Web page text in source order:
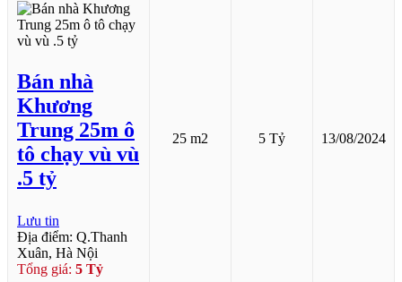
Bán nhà
Khương
Trung 25m ô
tô chạy vù vù
.5 tỷ
Lưu tin
Địa điểm: Q.Thanh
Xuân, Hà Nội
Tổng giá: 5 Tỷ
25 m2 5 Tỷ 13/08/2024